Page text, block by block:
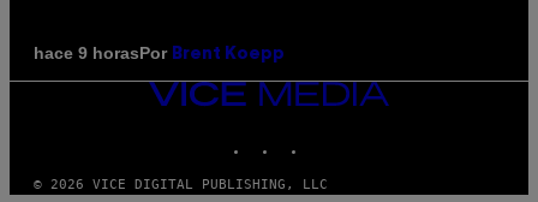
hace 9 horasPor Brent Koepp
VICE
MEDIA
© 2026 VICE DIGITAL PUBLISHING, LLC